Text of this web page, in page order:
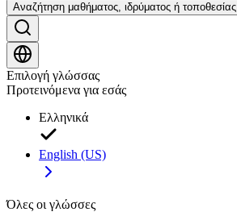
Αναζήτηση μαθήματος, ιδρύματος ή τοποθεσίας
Επιλογή γλώσσας
Προτεινόμενα για εσάς
Ελληνικά
English (US)
Όλες οι γλώσσες